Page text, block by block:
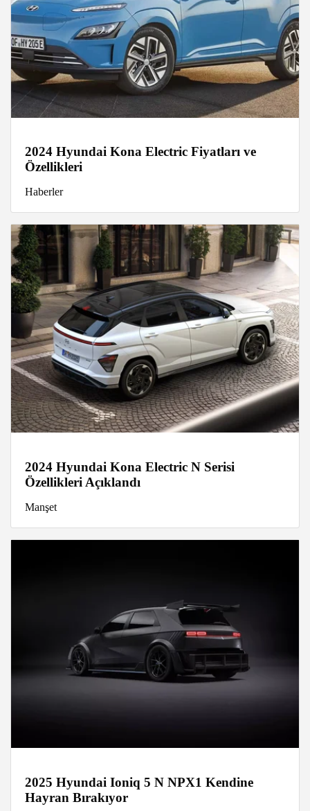
2024 Hyundai Kona Electric Fiyatları ve
Özellikleri
Haberler
2024 Hyundai Kona Electric N Serisi
Özellikleri Açıklandı
Manşet
2025 Hyundai Ioniq 5 N NPX1 Kendine
Hayran Bırakıyor